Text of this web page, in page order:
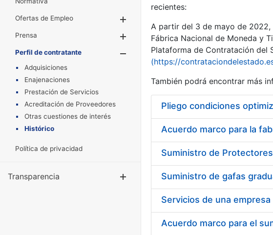
Ofertas de Empleo
Prensa
Mostrar/Ocultar
Perfil de contratante
Mostrar/Ocultar
Adquisiciones
Enajenaciones
Prestación de Servicios
Acreditación de Proveedores
Otras cuestiones de interés
Histórico
Política de privacidad
Transparencia Mostrar/Ocultar
recientes:
A partir del 3 de mayo de
Fábrica Nacional de Moneda y
Plataforma de Contratación del
(https://
También podrá encontrar más
Pliego condiciones
Acuerdo marco para la
Acuerdo marco para el